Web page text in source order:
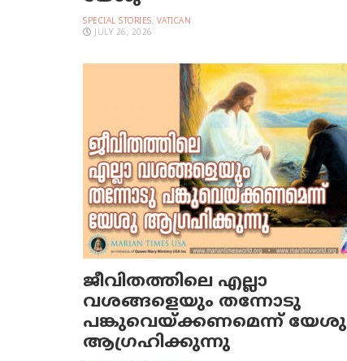
SPECIAL STORIES, VATICAN
JULY 26, 2026
ജീവിതത്തിലെ എല്ലാ
വശങ്ങളെയും തന്നോടു
പങ്കുവെയ്ക്കണമെന്ന് യേശു
ആഗ്രഹിക്കുന്നു